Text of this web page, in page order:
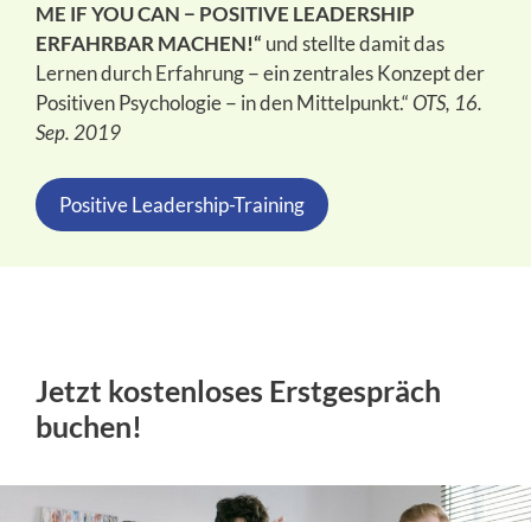
ME IF YOU CAN − POSITIVE LEADERSHIP
ERFAHRBAR MACHEN!“ und stellte damit das
Lernen durch Erfahrung − ein zentrales Konzept der
Positiven Psychologie − in den Mittelpunkt.“OTS, 16.
Sep. 2019
Positive Leadership-Training
Jetzt kostenloses Erstgespräch
buchen!